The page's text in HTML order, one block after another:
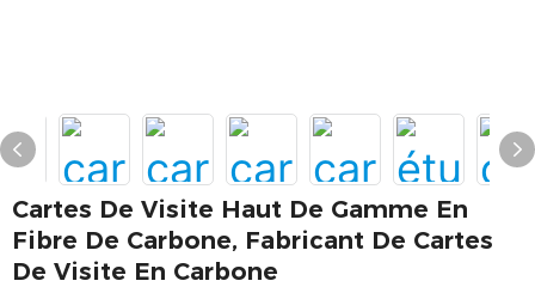
Cartes De Visite Haut De Gamme En
Fibre De Carbone, Fabricant De Cartes
De Visite En Carbone